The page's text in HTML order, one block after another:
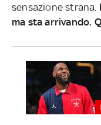
sensazione strana.
ma sta arrivando.